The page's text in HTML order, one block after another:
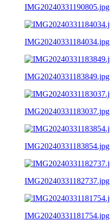
IMG20240331190805.jpg
IMG20240331184034.jpg
IMG20240331183849.jpg
IMG20240331183037.jpg
IMG20240331183854.jpg
IMG20240331182737.jpg
IMG20240331181754.jpg